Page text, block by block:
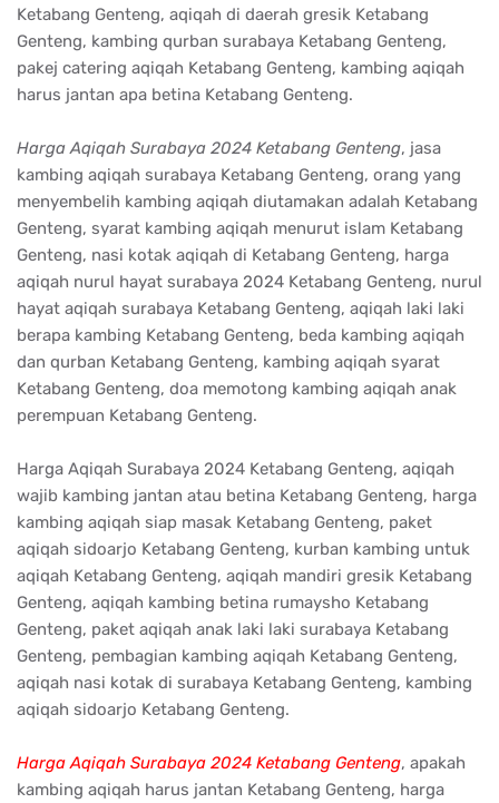
Ketabang Genteng, aqiqah di daerah gresik Ketabang
Genteng, kambing qurban surabaya Ketabang Genteng,
pakej catering aqiqah Ketabang Genteng, kambing aqiqah
harus jantan apa betina Ketabang Genteng.
Harga Aqiqah Surabaya 2024 Ketabang Genteng, jasa
kambing aqiqah surabaya Ketabang Genteng, orang yang
menyembelih kambing aqiqah diutamakan adalah Ketabang
Genteng, syarat kambing aqiqah menurut islam Ketabang
Genteng, nasi kotak aqiqah di Ketabang Genteng, harga
aqiqah nurul hayat surabaya 2024 Ketabang Genteng, nurul
hayat aqiqah surabaya Ketabang Genteng, aqiqah laki laki
berapa kambing Ketabang Genteng, beda kambing aqiqah
dan qurban Ketabang Genteng, kambing aqiqah syarat
Ketabang Genteng, doa memotong kambing aqiqah anak
perempuan Ketabang Genteng.
Harga Aqiqah Surabaya 2024 Ketabang Genteng, aqiqah
wajib kambing jantan atau betina Ketabang Genteng, harga
kambing aqiqah siap masak Ketabang Genteng, paket
aqiqah sidoarjo Ketabang Genteng, kurban kambing untuk
aqiqah Ketabang Genteng, aqiqah mandiri gresik Ketabang
Genteng, aqiqah kambing betina rumaysho Ketabang
Genteng, paket aqiqah anak laki laki surabaya Ketabang
Genteng, pembagian kambing aqiqah Ketabang Genteng,
aqiqah nasi kotak di surabaya Ketabang Genteng, kambing
aqiqah sidoarjo Ketabang Genteng.
Harga Aqiqah Surabaya 2024 Ketabang Genteng, apakah
kambing aqiqah harus jantan Ketabang Genteng, harga